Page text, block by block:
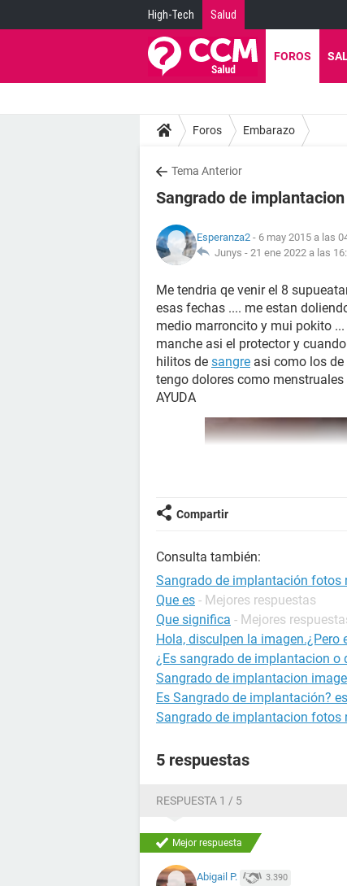
High-Tech Salud
FOROS
Foros Embarazo
Tema Anterior
Sangrado de
Esperanza2 - 6 may 2015 a las
Junys - 21 ene 2022 a las
Me tendria qe venir el 8
esas fechas .... me estan
medio marroncito y mui pokito
manche asi el protector y
hilitos de sangre asi como los de
tengo dolores como
AYUDA
Compartir
Consulta también:
Sangrado de implantación fotos
Que es - Mejores respuestas
Que significa - Mejores
Hola, disculpen la
¿Es sangrado de implantacion o
Sangrado de implantacion
Es Sangrado de implantación?
Sangrado de implantacion fotos
5 respuestas
RESPUESTA 1 / 5
Mejor respuesta
Abigail P. 3.390